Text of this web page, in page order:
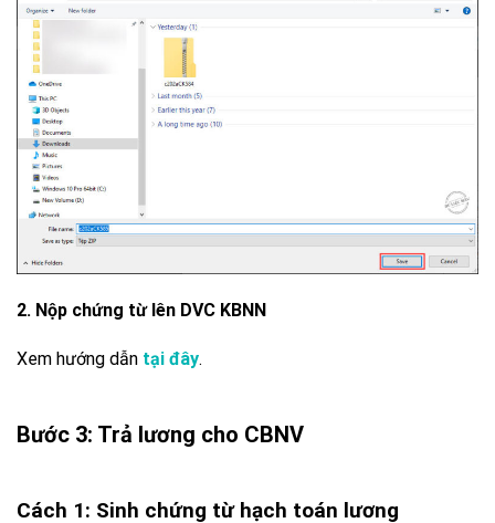
2. Nộp chứng từ lên DVC KBNN
Xem hướng dẫn tại đây.
Bước 3: Trả lương cho CBNV
Cách 1: Sinh chứng từ hạch toán lương